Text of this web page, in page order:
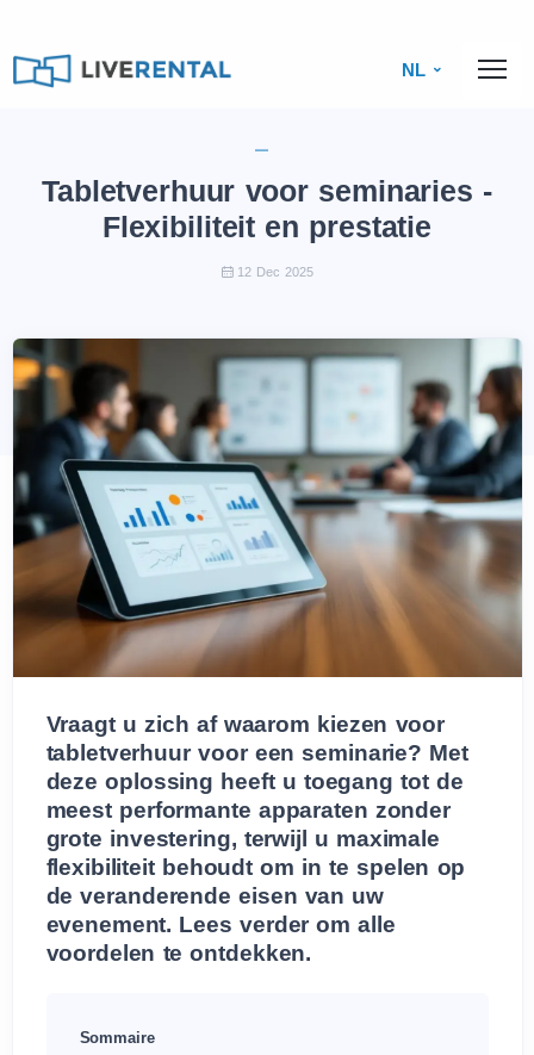
NL
Tabletverhuur voor seminaries -
Flexibiliteit en prestatie
12 Dec 2025
Vraagt u zich af waarom kiezen voor
tabletverhuur voor een seminarie? Met
deze oplossing heeft u toegang tot de
meest performante apparaten zonder
grote investering, terwijl u maximale
flexibiliteit behoudt om in te spelen op
de veranderende eisen van uw
evenement. Lees verder om alle
voordelen te ontdekken.
Sommaire